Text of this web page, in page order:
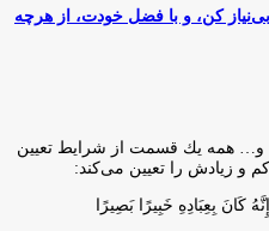
کن، و با فضل خودت، از هرچه
و… همه يك قسمت از شرايط تعيين
زيادش را تعيين مى‌كند:
كَانَ بِعِبَادِهِ خَبِيرًا بَصِيرًا